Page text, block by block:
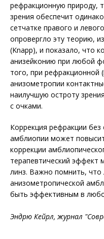
рефракционную природу,
зрения обеспечит
сетчатке правого и
опровергло эту теорию,
(Knapp), и показало, что
анизейконию при любой
того, при рефракционной
анизометропии
наилучшую остроту
с очками.
Коррекция рефракции без
амблиопии может
коррекции
терапевтический
линз. Важно помнить, что
анизометропической
быть эффективным в
Эндрю Кейрл, журнал